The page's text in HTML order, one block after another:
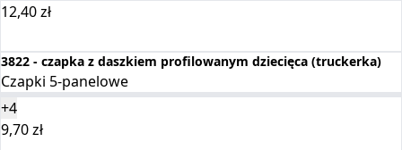
12,40zł
3822 - czapka z daszkiem profilowanym dziecięca (truckerka)
Czapki 5-panelowe
+4
9,70zł